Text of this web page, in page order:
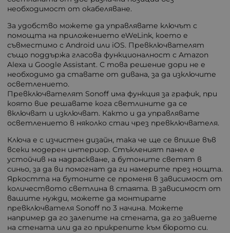
необходимост от окабеляване.
За удобство можете да управлявате ключът с
помощта на приложението eWeLink, което е
съвместимо с Android или iOS. Превключвателят
също поддържа гласова функционалност с Amazon
Alexa и Google Assistant. С това решение дори не е
необходимо да ставате от дивана, за да изключите
осветлението.
Превключвателят Sonoff има функция за график, при
която вие решавате кога светлините да се
включват и изключват. Както и да управлявате
осветлението в няколко стаи чрез превключвателя.
Ключа е с изчистен дизайн, така че ще се впише във
всеки модерен интериор. Стъкленият панел е
устойчив на надраскване, а бутоните светят в
синьо, за да ви помогнат да ги намерите през нощта.
Яркостта на бутоните се променя в зависимост от
количеството светлина в стаята. В зависимост от
вашите нужди, можете да монтирате
превключвателя Sonoff по 3 начина. Можете
например да го залепите на стената, да го завиете
на стената или да го прикрепите към бюрото си.